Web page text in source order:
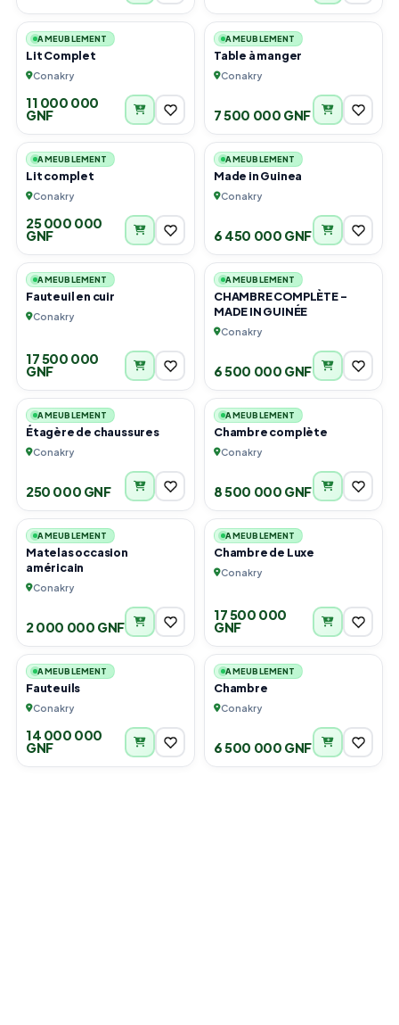
3
AMEUBLEMENT
Lit Complet
Conakry
11 000 000
GNF
4
AMEUBLEMENT
Table à manger
Conakry
7 500 000 GNF
2
AMEUBLEMENT
Lit complet
Conakry
25 000 000
GNF
6
AMEUBLEMENT
Made in Guinea
Conakry
6 450 000 GNF
4
AMEUBLEMENT
Fauteuil en cuir
Conakry
17 500 000
GNF
6
AMEUBLEMENT
CHAMBRE COMPLÈTE -
MADE IN GUINÉE
Conakry
6 500 000 GNF
4
AMEUBLEMENT
Étagère de chaussures
Conakry
250 000 GNF
1
AMEUBLEMENT
Chambre complète
Conakry
8 500 000 GNF
6
AMEUBLEMENT
Matelas occasion
américain
Conakry
2 000 000 GNF
6
AMEUBLEMENT
Chambre de Luxe
Conakry
17 500 000
GNF
1
AMEUBLEMENT
Fauteuils
Conakry
14 000 000
GNF
3
AMEUBLEMENT
Chambre
Conakry
6 500 000 GNF